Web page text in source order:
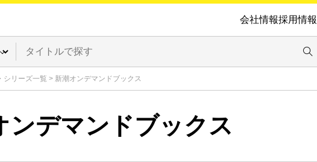
会社情報採用情報
シリーズ一覧 > 新潮オンデマンドブックス
ンデマンドブックス